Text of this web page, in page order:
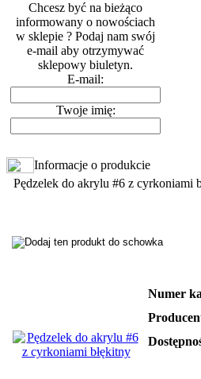
Chcesz być na bieżąco
informowany o nowościach
w sklepie ? Podaj nam swój
e-mail aby otrzymywać
sklepowy biuletyn.
E-mail:
Twoje imię:
Informacje o produkcie
Pędzelek do akrylu #6 z cyrkoniami
Numer